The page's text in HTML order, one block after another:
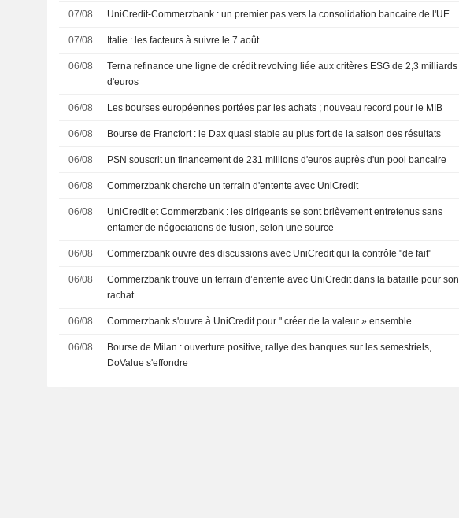
07/08 UniCredit-Commerzbank : un premier pas vers la consolidation bancaire de l'UE
07/08 Italie : les facteurs à suivre le 7 août
06/08
Terna refinance une ligne de crédit revolving liée aux critères ESG de 2,3 milliards
d'euros
06/08 Les bourses européennes portées par les achats ; nouveau record pour le MIB
06/08 Bourse de Francfort : le Dax quasi stable au plus fort de la saison des résultats
06/08 PSN souscrit un financement de 231 millions d'euros auprès d'un pool bancaire
06/08 Commerzbank cherche un terrain d'entente avec UniCredit
06/08
UniCredit et Commerzbank : les dirigeants se sont brièvement entretenus sans
entamer de négociations de fusion, selon une source
06/08 Commerzbank ouvre des discussions avec UniCredit qui la contrôle "de fait"
06/08
Commerzbank trouve un terrain d’entente avec UniCredit dans la bataille pour son
rachat
06/08 Commerzbank s'ouvre à UniCredit pour " créer de la valeur » ensemble
06/08
Bourse de Milan : ouverture positive, rallye des banques sur les semestriels,
DoValue s'effondre